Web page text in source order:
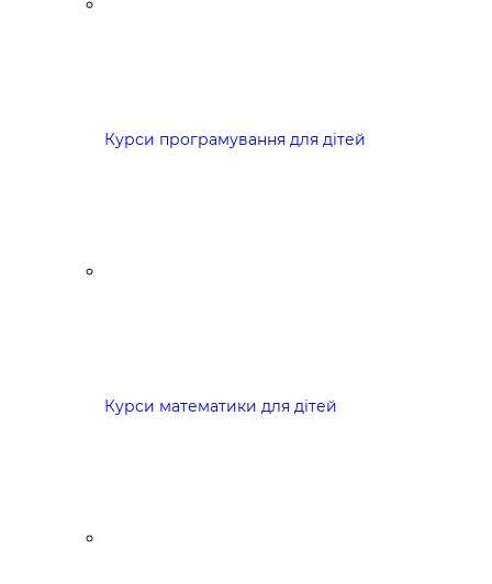
Курси програмування для дітей
Курси математики для дітей